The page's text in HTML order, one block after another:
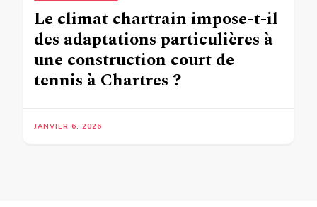
Le climat chartrain impose-t-il
des adaptations particulières à
une construction court de
tennis à Chartres ?
JANVIER 6, 2026